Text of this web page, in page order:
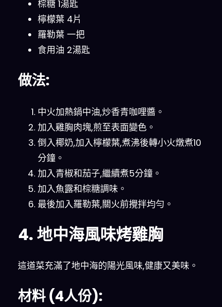
棕糖 1湯匙
檸檬葉 4片
羅勒葉 一把
食用油 2湯匙
做法:
中火加熱鍋中油,炒香青咖哩醬。
加入雞胸肉塊,煎至表面變色。
倒入椰奶,加入檸檬葉,煮沸後轉小火燉煮10
分鐘。
加入青椒和茄子,繼續煮5分鐘。
加入魚露和棕糖調味。
最後加入羅勒葉,關火前攪拌均勻。
4. 地中海風味烤雞胸
這道菜充滿了地中海的陽光風味,健康又美味。
材料 (4人份):